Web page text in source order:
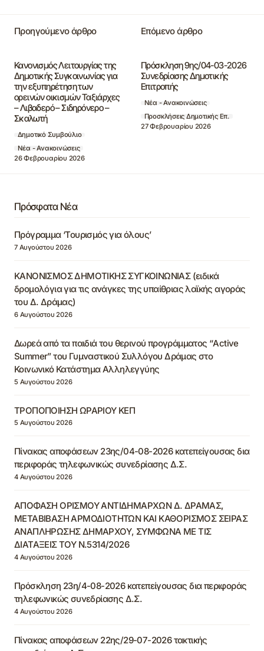
Προηγούμενο άρθρο
Κανονισμός Λειτουργίας της
Δημοτικής Συγκοινωνίας για
την εξυπηρέτηση των
ορεινών οικισμών Ταξιάρχες
– Λιβαδερό – Σιδηρόνερο –
Σκαλωτή
Δημοτικό Συμβούλιο
Νέα - Ανακοινώσεις
26 Φεβρουαρίου 2026
Επόμενο άρθρο
Πρόσκληση 9ης/04-03-2026
Συνεδρίασης Δημοτικής
Επιτροπής
Νέα - Ανακοινώσεις
Προσκλήσεις Δημοτικής Επ.
27 Φεβρουαρίου 2026
Πρόσφατα Νέα
Πρόγραμμα ‘Τουρισμός για όλους’
7 Αυγούστου 2026
ΚΑΝΟΝΙΣΜΟΣ ΔΗΜΟΤΙΚΗΣ ΣΥΓΚΟΙΝΩΝΙΑΣ (ειδικά
δρομολόγια για τις ανάγκες της υπαίθριας λαϊκής αγοράς
του Δ. Δράμας)
6 Αυγούστου 2026
Δωρεά από τα παιδιά του θερινού προγράμματος “Active
Summer” του Γυμναστικού Συλλόγου Δράμας στο
Κοινωνικό Κατάστημα Αλληλεγγύης
5 Αυγούστου 2026
ΤΡΟΠΟΠΟΙΗΣΗ ΩΡΑΡΙΟΥ ΚΕΠ
5 Αυγούστου 2026
Πίνακας αποφάσεων 23ης/04-08-2026 κατεπείγουσας δια
περιφοράς τηλεφωνικώς συνεδρίασης Δ.Σ.
4 Αυγούστου 2026
ΑΠΟΦΑΣΗ ΟΡΙΣΜΟΥ ΑΝΤΙΔΗΜΑΡΧΩΝ Δ. ΔΡΑΜΑΣ,
ΜΕΤΑΒΙΒΑΣΗ ΑΡΜΟΔΙΟΤΗΤΩΝ ΚΑΙ ΚΑΘΟΡΙΣΜΟΣ ΣΕΙΡΑΣ
ΑΝΑΠΛΗΡΩΣΗΣ ΔΗΜΑΡΧΟΥ, ΣΥΜΦΩΝΑ ΜΕ ΤΙΣ
ΔΙΑΤΑΞΕΙΣ ΤΟΥ Ν.5314/2026
4 Αυγούστου 2026
Πρόσκληση 23η/4-08-2026 κατεπείγουσας δια περιφοράς
τηλεφωνικώς συνεδρίασης Δ.Σ.
4 Αυγούστου 2026
Πίνακας αποφάσεων 22ης/29-07-2026 τακτικής